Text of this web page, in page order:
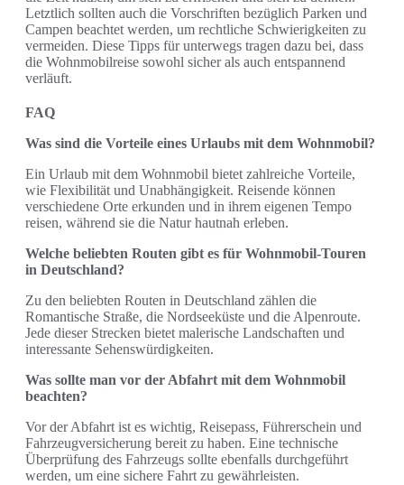
Letztlich sollten auch die Vorschriften bezüglich Parken und
Campen beachtet werden, um rechtliche Schwierigkeiten zu
vermeiden. Diese Tipps für unterwegs tragen dazu bei, dass
die Wohnmobilreise sowohl sicher als auch entspannend
verläuft.
FAQ
Was sind die Vorteile eines Urlaubs mit dem Wohnmobil?
Ein Urlaub mit dem Wohnmobil bietet zahlreiche Vorteile,
wie Flexibilität und Unabhängigkeit. Reisende können
verschiedene Orte erkunden und in ihrem eigenen Tempo
reisen, während sie die Natur hautnah erleben.
Welche beliebten Routen gibt es für Wohnmobil-Touren
in Deutschland?
Zu den beliebten Routen in Deutschland zählen die
Romantische Straße, die Nordseeküste und die Alpenroute.
Jede dieser Strecken bietet malerische Landschaften und
interessante Sehenswürdigkeiten.
Was sollte man vor der Abfahrt mit dem Wohnmobil
beachten?
Vor der Abfahrt ist es wichtig, Reisepass, Führerschein und
Fahrzeugversicherung bereit zu haben. Eine technische
Überprüfung des Fahrzeugs sollte ebenfalls durchgeführt
werden, um eine sichere Fahrt zu gewährleisten.